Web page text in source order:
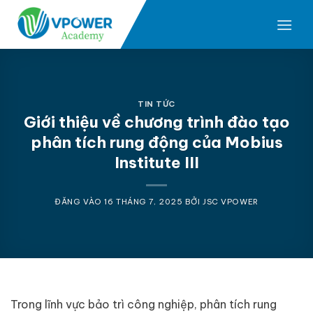
qua
TIN TỨC
Giới thiệu về chương trình đào tạo
phân tích rung động của Mobius
Institute III
ĐĂNG VÀO16 THÁNG 7, 2025 BỞI JSC VPOWER
Trong lĩnh vực bảo trì công nghiệp, phân tích rung